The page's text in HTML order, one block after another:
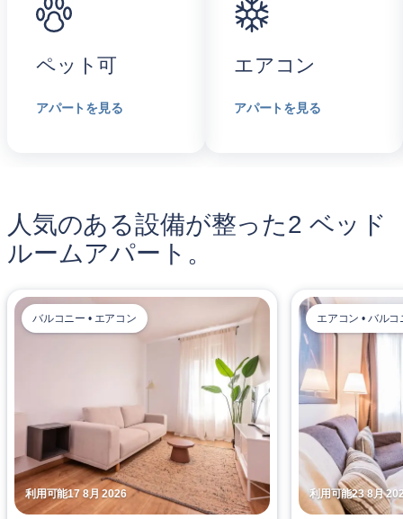
ペット可
アパートを見る
エアコン
アパートを見る
人気のある設備が整った2 ベッド
ルームアパート。
利用可能17 8月 2026
バルコニー • エアコン
利用可能23 8月
エアコン • バルコ